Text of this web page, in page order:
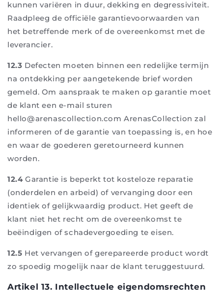
kunnen variëren in duur, dekking en degressiviteit.
Raadpleeg de officiële garantievoorwaarden van
het betreffende merk of de overeenkomst met de
leverancier.
12.3 Defecten moeten binnen een redelijke termijn
na ontdekking per aangetekende brief worden
gemeld. Om aanspraak te maken op garantie moet
de klant een e-mail sturen
hello@arenascollection.com ArenasCollection zal
informeren of de garantie van toepassing is, en hoe
en waar de goederen geretourneerd kunnen
worden.
12.4Garantie is beperkt tot kosteloze reparatie
(onderdelen en arbeid) of vervanging door een
identiek of gelijkwaardig product. Het geeft de
klant niet het recht om de overeenkomst te
beëindigen of schadevergoeding te eisen.
12.5 Het vervangen of gerepareerde product wordt
zo spoedig mogelijk naar de klant teruggestuurd.
Artikel 13. Intellectuele eigendomsrechten